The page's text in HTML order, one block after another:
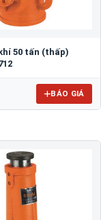
50 tấn (thấp)
BÁO GIÁ